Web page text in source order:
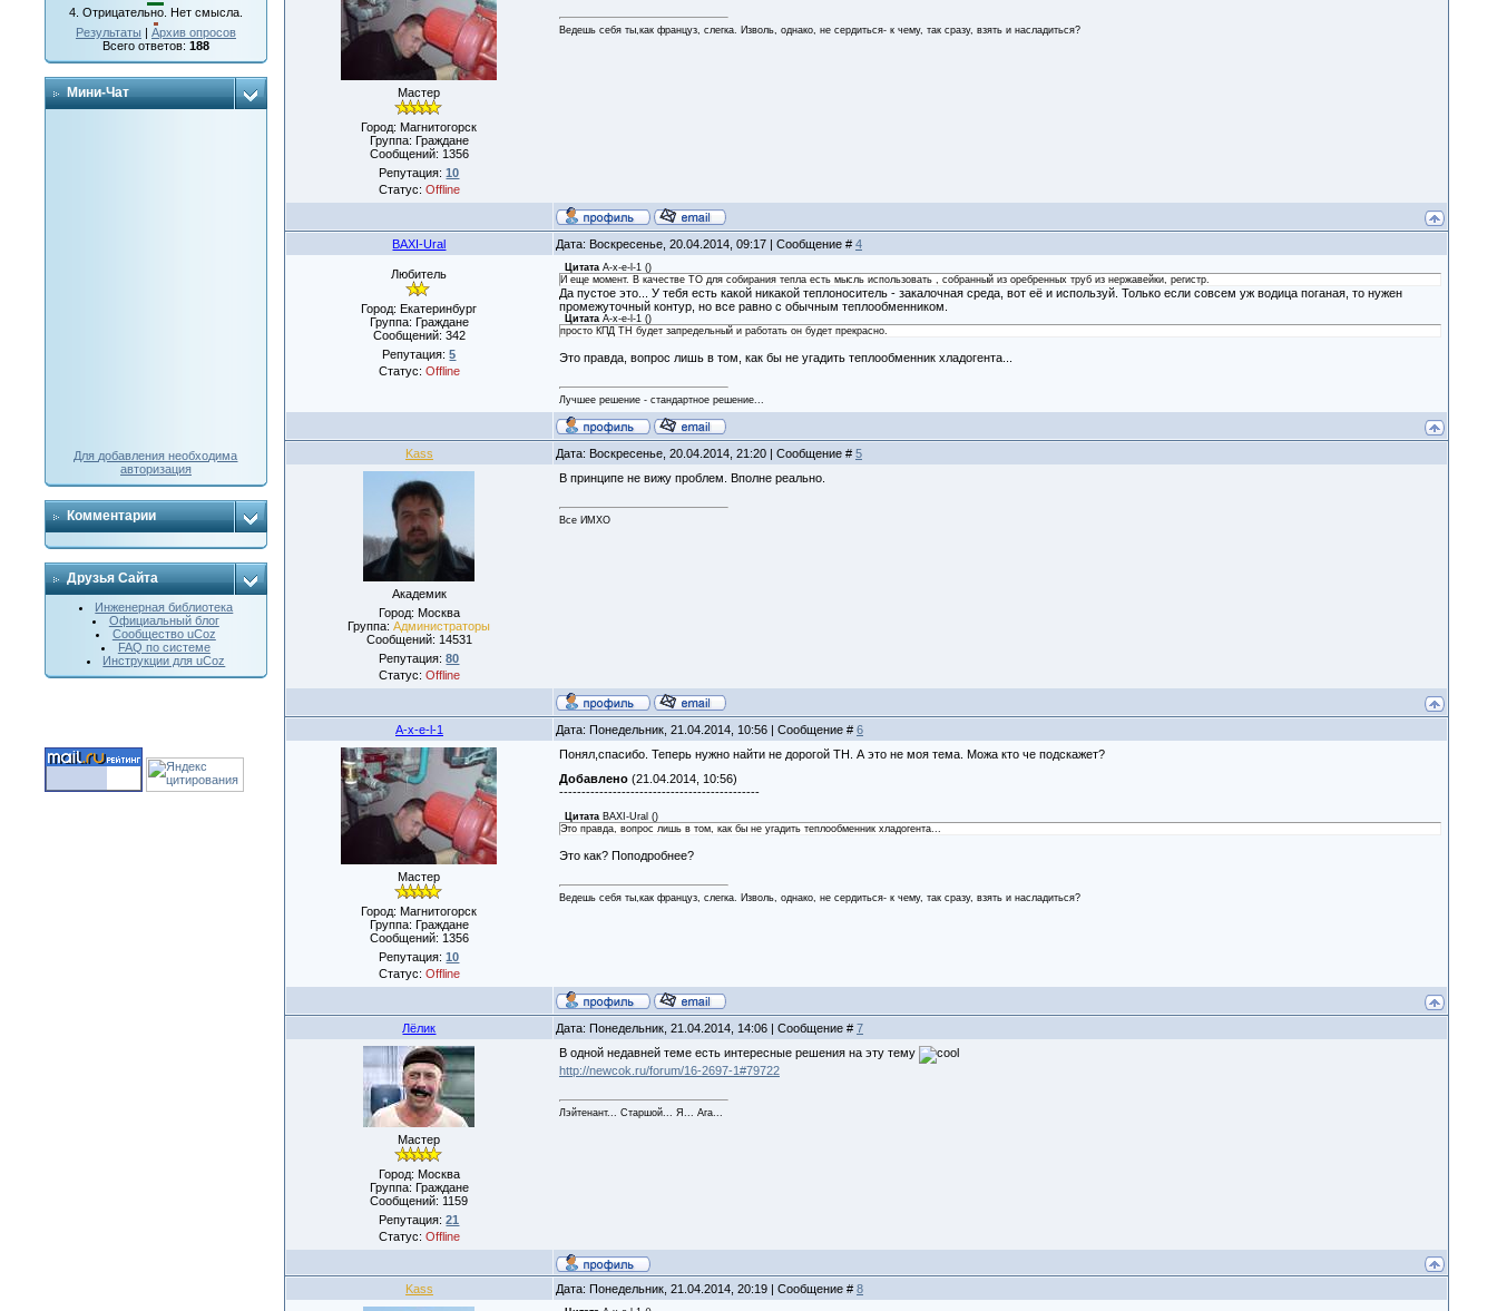
4. Отрицательно. Нет смысла.
Результаты | Архив опросов
Всего ответов: 188
Мини-Чат
Для добавления необходима
авторизация
Комментарии
Друзья Сайта
Инженерная библиотека
Официальный блог
Сообщество uCoz
FAQ по системе
Инструкции для uCoz
Мастер
Город: Магнитогорск
Группа: Граждане
Сообщений: 1356
Репутация:10
Статус: Offline
Ведешь себя ты,как француз, слегка. Изволь, однако, не сердиться- к чему, так сразу, взять и насладиться?
BAXI-Ural Дата: Воскресенье, 20.04.2014, 09:17 | Сообщение # 4
Любитель
Город: Екатеринбург
Группа: Граждане
Сообщений: 342
Репутация:5
Статус: Offline
Цитата A-x-e-l-1 ()
И еще момент. В качестве ТО для собирания тепла есть мысль использовать , собранный из оребренных труб из нержавейки, регистр.
Да пустое это... У тебя есть какой никакой теплоноситель - закалочная среда, вот её и используй. Только если совсем уж водица поганая, то нужен
промежуточный контур, но все равно с обычным теплообменником.
Цитата A-x-e-l-1 ()
просто КПД ТН будет запредельный и работать он будет прекрасно.
Это правда, вопрос лишь в том, как бы не угадить теплообменник хладогента...
Лучшее решение - стандартное решение...
Kass Дата: Воскресенье, 20.04.2014, 21:20 | Сообщение # 5
Академик
Город: Москва
Группа:Администраторы
Сообщений: 14531
Репутация:80
Статус: Offline
В принципе не вижу проблем. Вполне реально.
Все ИМХО
A-x-e-l-1 Дата: Понедельник, 21.04.2014, 10:56 | Сообщение # 6
Мастер
Город: Магнитогорск
Группа: Граждане
Сообщений: 1356
Репутация:10
Статус: Offline
Понял,спасибо. Теперь нужно найти не дорогой ТН. А это не моя тема. Можа кто че подскажет?
Добавлено(21.04.2014, 10:56)
---------------------------------------------
Цитата BAXI-Ural ()
Это правда, вопрос лишь в том, как бы не угадить теплообменник хладогента...
Это как? Поподробнее?
Ведешь себя ты,как француз, слегка. Изволь, однако, не сердиться- к чему, так сразу, взять и насладиться?
Лёлик Дата: Понедельник, 21.04.2014, 14:06 | Сообщение # 7
Мастер
Город: Москва
Группа: Граждане
Сообщений: 1159
Репутация:21
Статус: Offline
В одной недавней теме есть интересные решения на эту тему
http://newcok.ru/forum/16-2697-1#79722
Лэйтенант... Старшой... Я... Ага...
Kass Дата: Понедельник, 21.04.2014, 20:19 | Сообщение # 8